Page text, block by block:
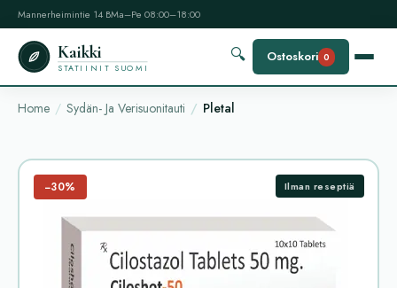
Mannerheimintie 14 BMa–Pe 08:00–18:00
Kaikki
STATIINIT SUOMI
🔍 Ostoskori 0
Home Sydän- Ja Verisuonitauti Pletal
−30% Ilman reseptiä